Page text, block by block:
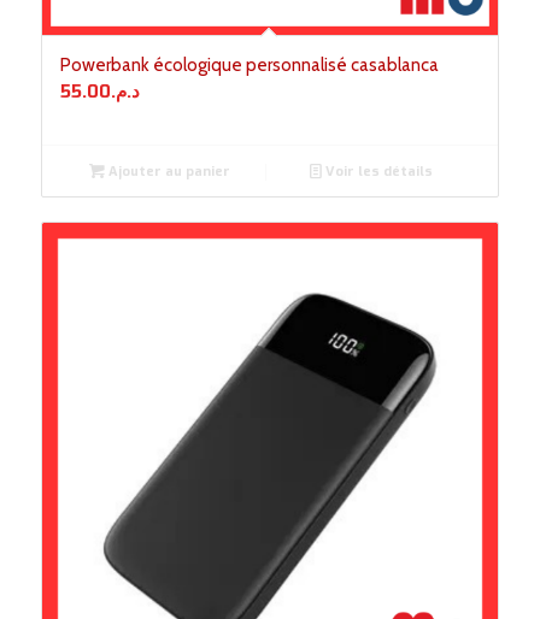
Powerbank écologique personnalisé casablanca
د.م.55.00
Ajouter au panier Voir les détails